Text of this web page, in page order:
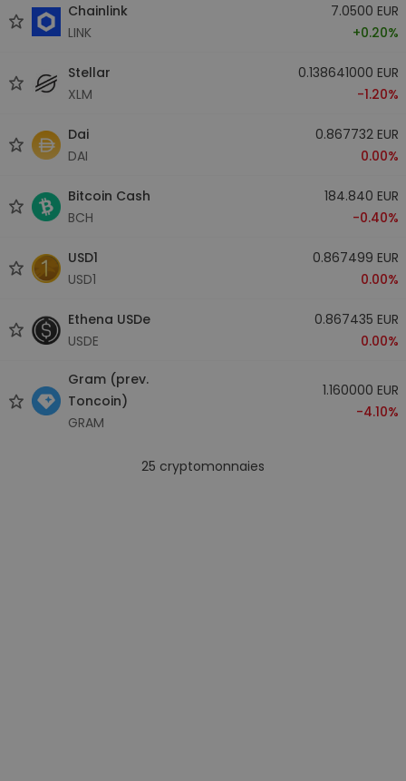
Chainlink
LINK
7.0500 EUR
+0.20%
Stellar
XLM
0.138641000 EUR
-1.20%
Dai
DAI
0.867732 EUR
0.00%
Bitcoin Cash
BCH
184.840 EUR
-0.40%
USD1
USD1
0.867499 EUR
0.00%
Ethena USDe
USDE
0.867435 EUR
0.00%
Gram (prev.
Toncoin)
GRAM
1.160000 EUR
-4.10%
25 cryptomonnaies